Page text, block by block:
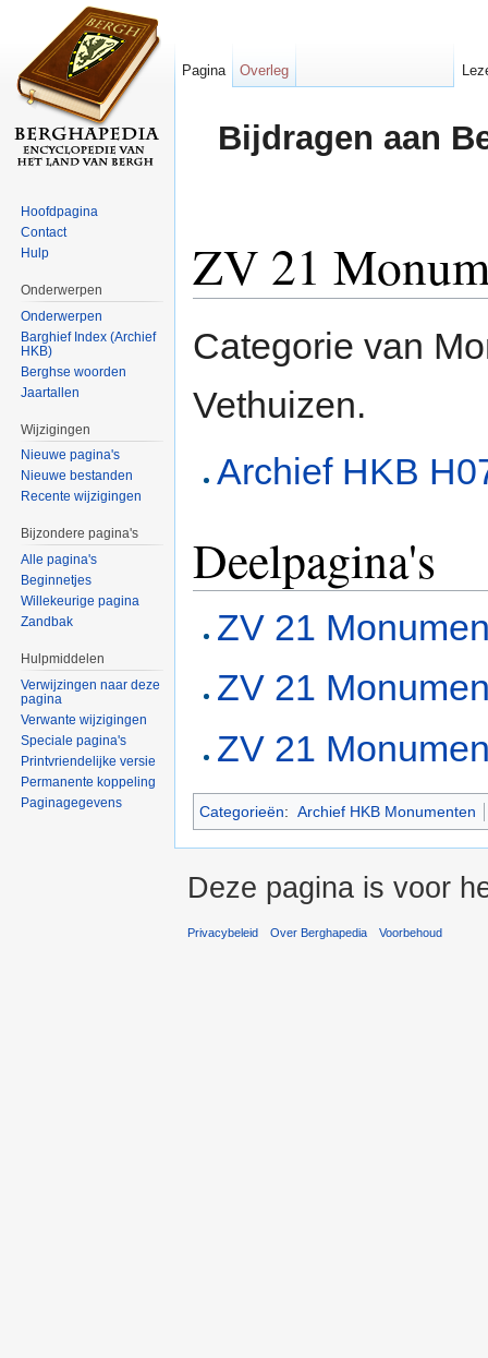
Bijdragen aan
ZV 21
Categorie van
Vethuizen.
Archief HKB
Deelpagina's
ZV 21
ZV 21
ZV 21
Categorieën: Archief HKB Monumenten
Pagina Overleg
Hoofdpagina
Contact
Hulp
Onderwerpen
Onderwerpen
Barghief Index (Archief
HKB)
Berghse woorden
Jaartallen
Wijzigingen
Nieuwe pagina's
Nieuwe bestanden
Recente wijzigingen
Bijzondere pagina's
Alle pagina's
Beginnetjes
Willekeurige pagina
Zandbak
Hulpmiddelen
Verwijzingen naar deze
pagina
Verwante wijzigingen
Speciale pagina's
Printvriendelijke versie
Permanente koppeling
Paginagegevens
Deze pagina is voor
Privacybeleid Over Berghapedia Voorbehoud